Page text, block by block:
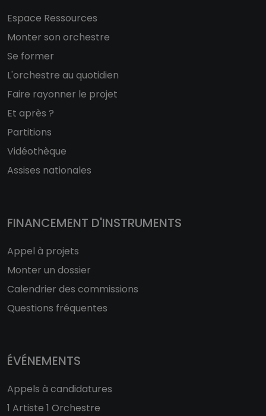
Espace Ressources
Monter son orchestre
Se former
L'orchestre au quotidien
Faire rayonner le projet
Et après ?
Partitions
Vidéothèque
Assises nationales
FINANCEMENT D'INSTRUMENTS
Appel à projets
Monter un dossier
Calendrier des commissions
Questions fréquentes
ÉVÉNEMENTS
Appels à candidatures
1 Artiste 1 Orchestre